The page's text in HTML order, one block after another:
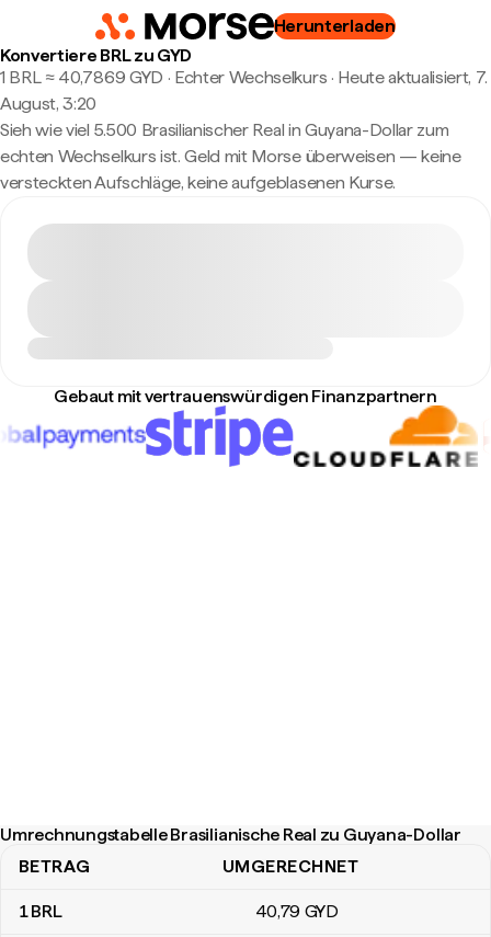
Herunterladen
Konvertiere BRL zu GYD
1 BRL ≈ 40,7869 GYD · Echter Wechselkurs · Heute aktualisiert, 7.
August, 3:20
Sieh wie viel 5.500 Brasilianischer Real in Guyana-Dollar zum
echten Wechselkurs ist. Geld mit Morse überweisen — keine
versteckten Aufschläge, keine aufgeblasenen Kurse.
Gebaut mit vertrauenswürdigen Finanzpartnern
Umrechnungstabelle Brasilianische Real zu Guyana-Dollar
Umrechnungstabelle Brasilianische Real zu Guyana-Dollar
BETRAG UMGERECHNET
1BRL 40,79 GYD